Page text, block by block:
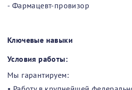
- Фармацевт-провизор
Ключевые навыки
Условия работы:
Мы гарантируем: